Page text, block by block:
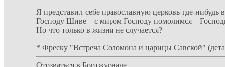
Я представил себе православную церковь где-
Господу Шиве – с миром Господу помолимся –
Но что только в жизни не случается?
* Фреску "Встреча Соломона и царицы Савской"
Отозваться в Бортжурнале